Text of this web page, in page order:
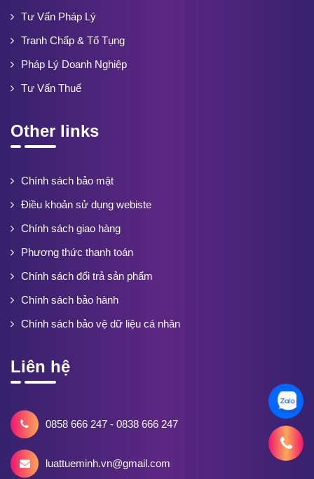
Tư Vấn Pháp Lý
Tranh Chấp & Tố Tụng
Pháp Lý Doanh Nghiệp
Tư Vấn Thuế
Other links
Chính sách bảo mật
Điều khoản sử dụng webiste
Chính sách giao hàng
Phương thức thanh toán
Chính sách đổi trả sản phẩm
Chính sách bảo hành
Chính sách bảo vệ dữ liệu cá nhân
Liên hệ
0858 666 247 - 0838 666 247
luattueminh.vn@gmail.com